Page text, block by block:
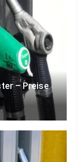
– Preise